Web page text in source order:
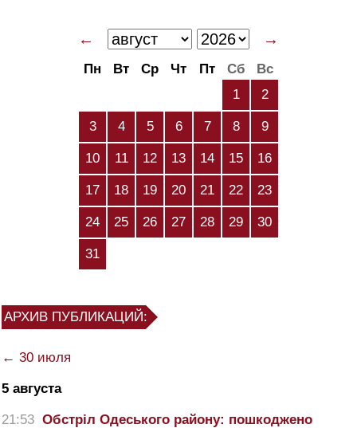
← →
Пн Вт Ср Чт Пт Сб
Вс
1
2
3 4 5 6 7 8 9
10 11 12 13 14 15 16
17 18 19 20 21 22 23
24 25 26 27 28 29 30
31
АРХИВ ПУБЛИКАЦИЙ:
← 30 июля
5 августа
21:53 Обстріл Одеського району: пошкоджено